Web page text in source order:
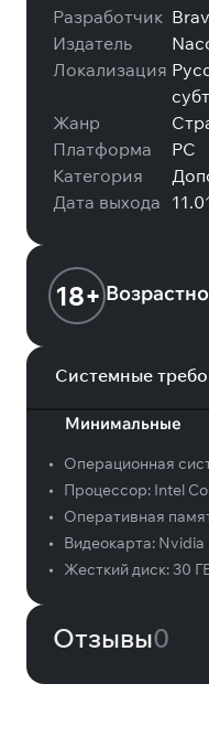
Разработчик
Издатель
Локализация
Жанр
Платформа
PC
Категория
Дата выхода
18+
Системные
Минимальные
• Операционная
•
Процессор: Intel
•
Оперативная
•
Видеокарта: Nvidia
•
Жесткий диск: 30
Отзывы0